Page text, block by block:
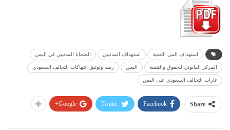
استهداف البنى التحتية استهداف المدنيين الضحايا المدنيين في اليمن
المركز القانوني للحقوق والتنمية اليمن رصد وتوثيق انتهاكات التحالف السعودي
غارات التحالف السعودي على اليمن
Share
Facebook
Twitter
Google+